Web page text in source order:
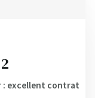
: excellent contrat